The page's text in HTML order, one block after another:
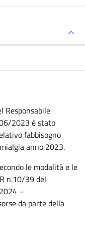
Responsabile
2023 è stato
fabbisogno
anno 2023.
le modalità e le
n.10/39 del
–
da parte della